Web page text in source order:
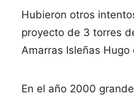
Hubieron otros
proyecto de 3 torres
Amarras Isleñas
En el año 2000